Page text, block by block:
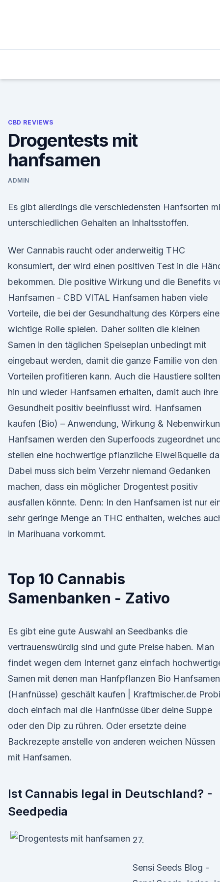
CBD REVIEWS
Drogentests mit
hanfsamen
ADMIN
Es gibt allerdings die verschiedensten Hanfsorten
unterschiedlichen Gehalten an Inhaltsstoffen.
Wer Cannabis raucht oder anderweitig THC
konsumiert, der wird einen positiven Test in die
bekommen. Die positive Wirkung und die Benefits
Hanfsamen - CBD VITAL Hanfsamen haben viele
Vorteile, die bei der Gesundhaltung des Körpers eine
wichtige Rolle spielen. Daher sollten die kleinen
Samen in den täglichen Speiseplan unbedingt mit
eingebaut werden, damit die ganze Familie von den
Vorteilen profitieren kann. Auch die Haustiere sollten
hin und wieder Hanfsamen erhalten, damit auch ihre
Gesundheit positiv beeinflusst wird. Hanfsamen
kaufen (Bio) – Anwendung, Wirkung &
Hanfsamen werden den Superfoods zugeordnet
stellen eine hochwertige pflanzliche Eiweißquelle
Dabei muss sich beim Verzehr niemand Gedanken
machen, dass ein möglicher Drogentest positiv
ausfallen könnte. Denn: In den Hanfsamen ist nur
sehr geringe Menge an THC enthalten, welches
in Marihuana vorkommt.
Top 10 Cannabis
Samenbanken - Zativo
Es gibt eine gute Auswahl an Seedbanks die
vertrauenswürdig sind und gute Preise haben. Man
findet wegen dem Internet ganz einfach
Samen mit denen man Hanfpflanzen Bio Hanfsamen
(Hanfnüsse) geschält kaufen | Kraftmischer.de
doch einfach mal die Hanfnüsse über deine Suppe
oder den Dip zu rühren. Oder ersetzte deine
Backrezepte anstelle von anderen weichen Nüssen
mit Hanfsamen.
Ist Cannabis legal in Deutschland? -
Seedpedia
27.
Sensi Seeds Blog -